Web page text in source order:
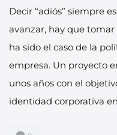
Decir “adiós” siempre
avanzar, hay que
ha sido el caso de la
empresa. Un proyecto
unos años con el
identidad corporativa